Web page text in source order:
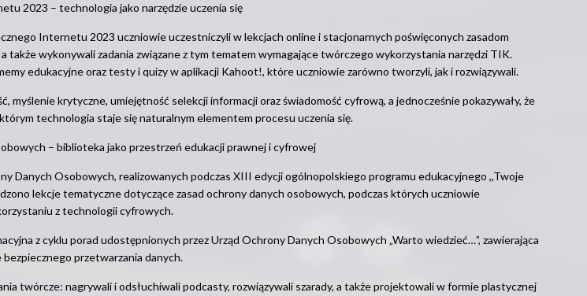
2023 – technologia jako narzędzie uczenia się
Internetu 2023 uczniowie uczestniczyli w lekcjach online i stacjonarnych poświęconych zasadom
także wykonywali zadania związane z tym tematem wymagające twórczego wykorzystania narzędzi TIK.
edukacyjne oraz testy i quizy w aplikacji Kahoot!, które uczniowie zarówno tworzyli, jak i rozwiązywali.
myślenie krytyczne, umiejętność selekcji informacji oraz świadomość cyfrową, a jednocześnie pokazywały, że
technologia staje się naturalnym elementem procesu uczenia się.
– biblioteka jako przestrzeń edukacji prawnej i cyfrowej
Danych Osobowych, realizowanych podczas XIII edycji ogólnopolskiego programu edukacyjnego ,,Twoje
lekcje tematyczne dotyczące zasad ochrony danych osobowych, podczas których uczniowie
z technologii cyfrowych.
z cyklu porad udostępnionych przez Urząd Ochrony Danych Osobowych „Warto wiedzieć…”, zawierająca
przetwarzania danych.
twórcze: nagrywali i odsłuchiwali podcasty, rozwiązywali szarady, a także projektowali w formie plastycznej